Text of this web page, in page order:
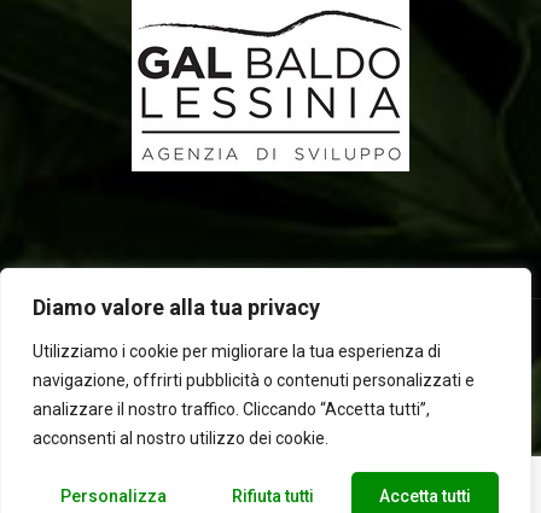
Diamo valore alla tua privacy
Utilizziamo i cookie per migliorare la tua esperienza di
navigazione, offrirti pubblicità o contenuti personalizzati e
analizzare il nostro traffico. Cliccando “Accetta tutti”,
acconsenti al nostro utilizzo dei cookie.
Personalizza Rifiuta tutti Accetta tutti
2025 © Laboratorio d'erbe Sauro - P.IVA 05049760233. Tutti i
diritti riservati | Designed by